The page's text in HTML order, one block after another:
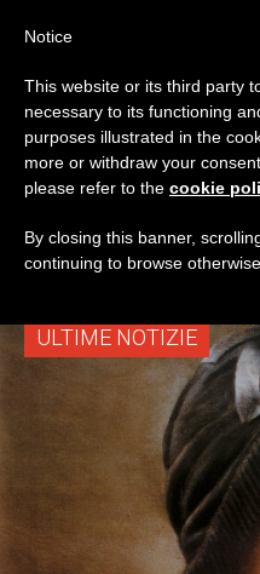
TAG
Posts
Merloni’
ULTIME NOTIZIE
Notice
This website or its third party
necessary to its functioning
purposes illustrated in the
more or withdraw your
please refer to the cookie
By closing this banner,
continuing to browse